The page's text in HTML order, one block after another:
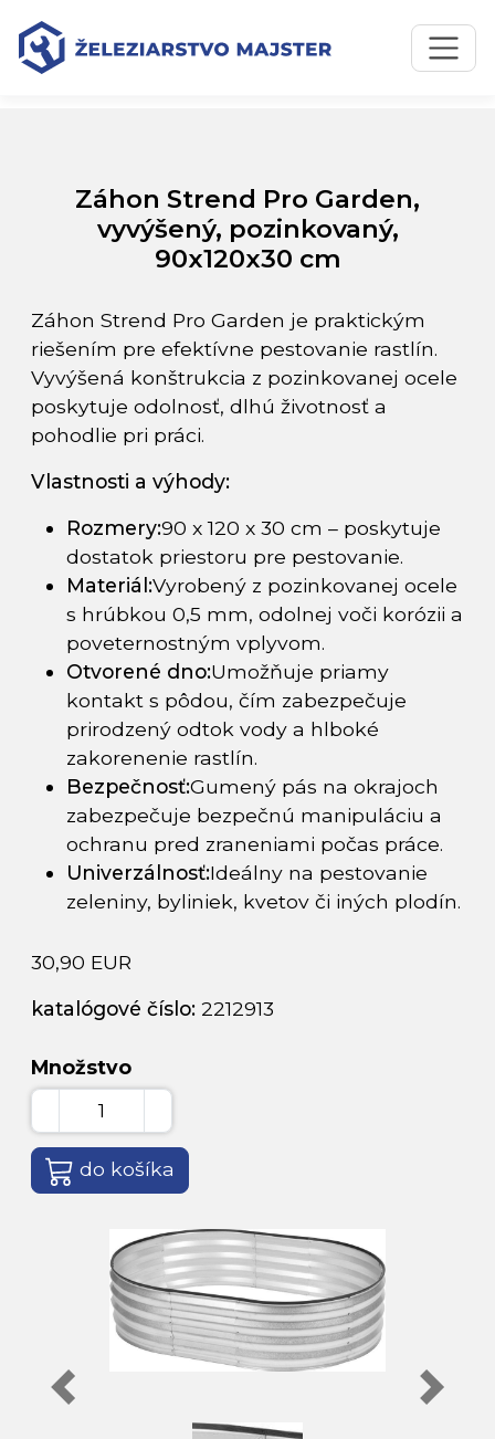
Preskočiť na obsah
Preskočiť na hlavné menu
Úvodná stránka
Záhon Strend Pro Garden, vyvýšený, pozinkovaný,
90x120x30 cm
Záhon Strend Pro Garden,
vyvýšený, pozinkovaný,
90x120x30 cm
Záhon Strend Pro Garden je praktickým
riešením pre efektívne pestovanie rastlín.
Vyvýšená konštrukcia z pozinkovanej ocele
poskytuje odolnosť, dlhú životnosť a
pohodlie pri práci.
Vlastnosti a výhody:
Rozmery:90 x 120 x 30 cm – poskytuje
dostatok priestoru pre pestovanie.
Materiál:Vyrobený z pozinkovanej ocele
s hrúbkou 0,5 mm, odolnej voči korózii a
poveternostným vplyvom.
Otvorené dno:Umožňuje priamy
kontakt s pôdou, čím zabezpečuje
prirodzený odtok vody a hlboké
zakorenenie rastlín.
Bezpečnosť:Gumený pás na okrajoch
zabezpečuje bezpečnú manipuláciu a
ochranu pred zraneniami počas práce.
Univerzálnosť:Ideálny na pestovanie
zeleniny, byliniek, kvetov či iných plodín.
30,90 EUR
katalógové číslo: 2212913
Množstvo
do košíka